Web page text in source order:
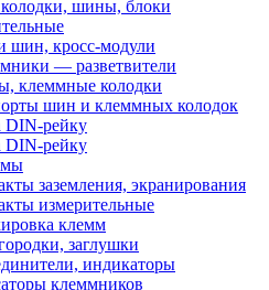
шины, блоки
шин, кросс-модули
— разветвители
клеммные колодки
шин и клеммных колодок
рейку
рейку
заземления, экранирования
измерительные
клемм
заглушки
индикаторы
клеммников